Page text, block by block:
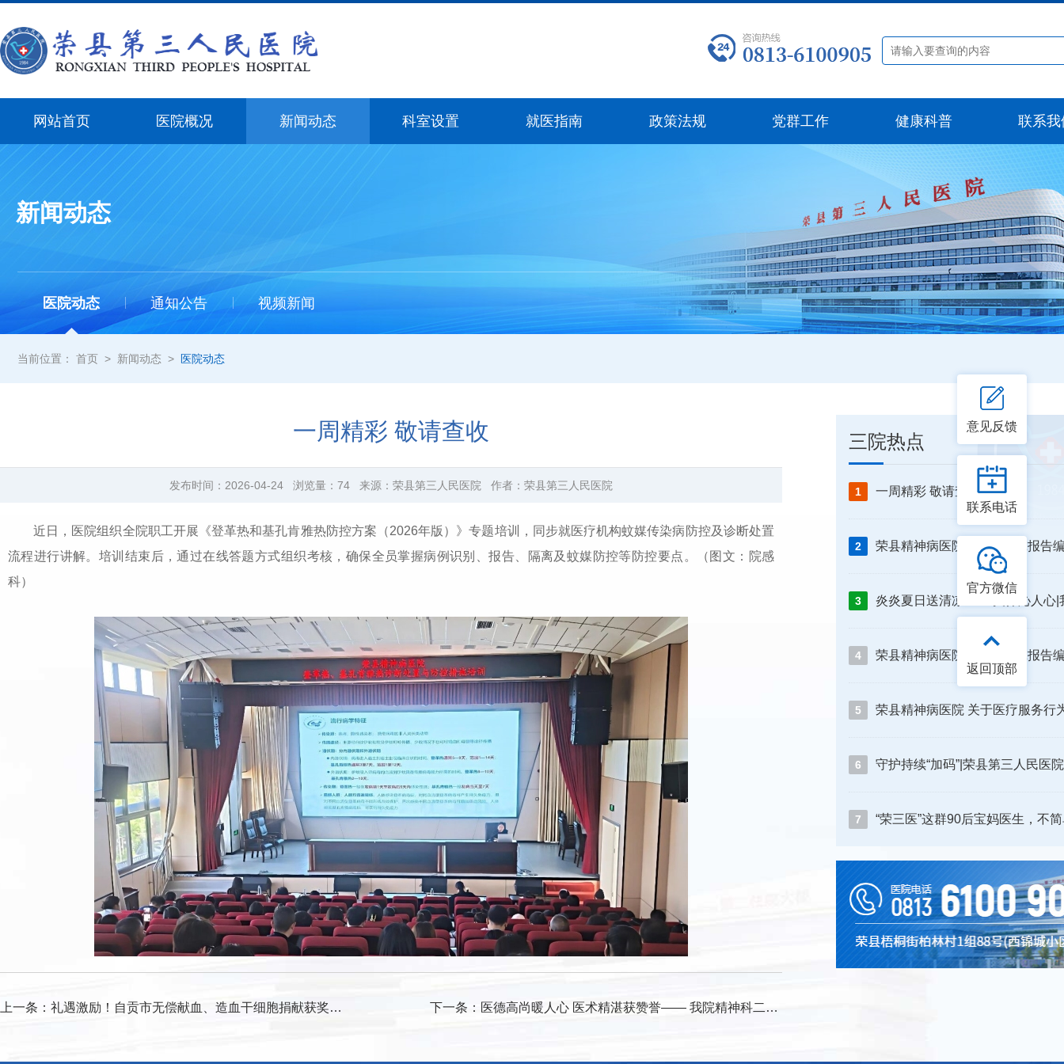
网站首页 医院概况 新闻动态 科室设置 就医指南 政策法规 党群工作 健康科普 联系我
新闻动态
医院动态 通知公告 视频新闻
当前位置： 首页 > 新闻动态 > 医院动态
三院热点
1 一周精彩 敬请查收
2
3
4
5
6
7 “荣三医”这群90后宝妈医生，不
一周精彩 敬请查收
发布时间： 2026-04-24 浏览量： 74 来源： 荣县第三人民医院 作者： 荣县第三人民医院
近日，医院组织全院职工开展《登革热和基孔肯雅热防控方案（2026年版）》专题培训，同步就医疗机构蚊媒传染病防控及诊断处置
流程进行讲解。培训结束后，通过在线答题方式组织考核，确保全员掌握病例识别、报告、隔离及蚊媒防控等防控要点。（图文：院感
科）
上一条： 礼遇激励！自贡市无偿献血、造血干细胞捐献获奖者“三免”政策出台！ 下一条： 医德高尚暖人心 医术精湛获赞誉—— 我院精神科二病区暖心服务获患者家属锦旗致谢
意见反馈
联系电话
官方微信
返回顶部